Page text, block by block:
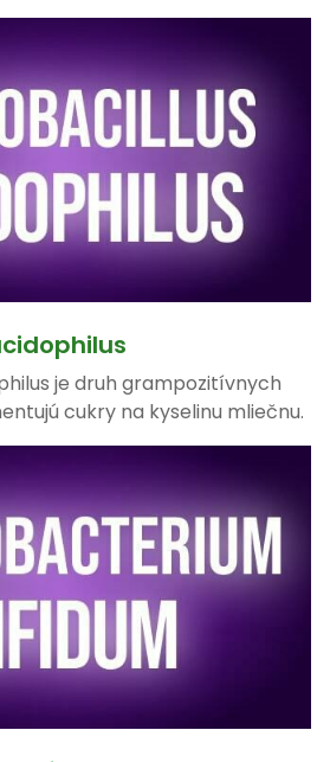
je druh grampozitívnych
cukry na kyselinu mliečnu.